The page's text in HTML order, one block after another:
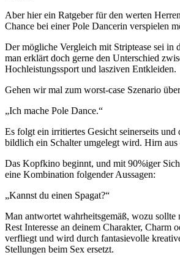
Aber hier ein Ratgeber für den werten
Chance bei einer Pole Dancerin verspielen
Der mögliche Vergleich mit Striptease sei in
man erklärt doch gerne den Unterschied
Hochleistungssport und lasziven Entkleiden.
Gehen wir mal zum worst-case Szenario
„Ich mache Pole Dance.“
Es folgt ein irritiertes Gesicht seinerseits und
bildlich ein Schalter umgelegt wird. Hirn
Das Kopfkino beginnt, und mit 90%iger
eine Kombination folgender Aussagen:
„Kannst du einen Spagat?“
Man antwortet wahrheitsgemäß, wozu sollte
Rest Interesse an deinem Charakter, Charm
verfliegt und wird durch fantasievolle
Stellungen beim Sex ersetzt.